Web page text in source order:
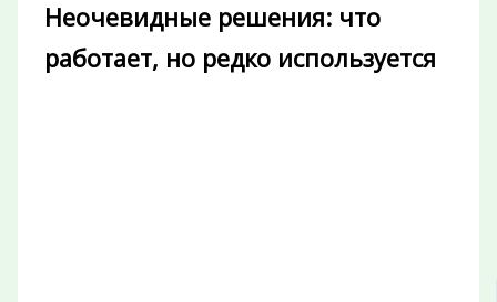
Неочевидные решения: что
работает, но редко используется